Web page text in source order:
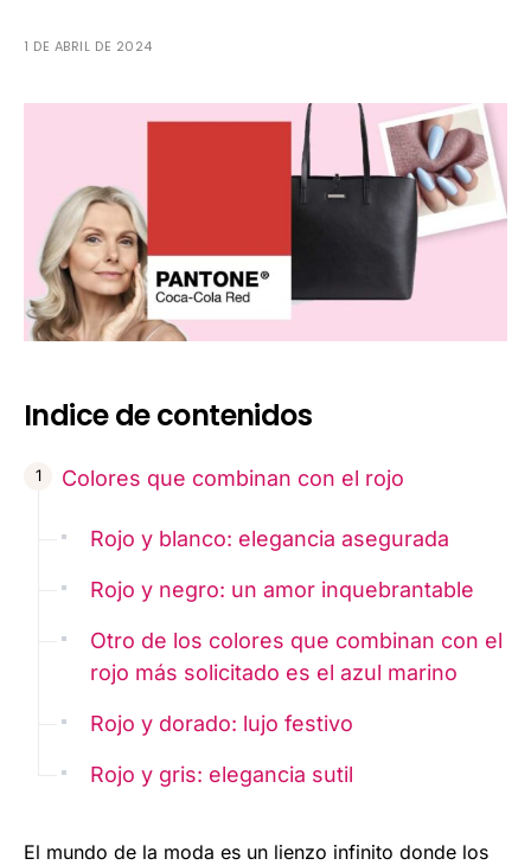
1 DE ABRIL DE 2024
Indice de contenidos
Colores que combinan con el rojo
Rojo y blanco: elegancia asegurada
Rojo y negro: un amor inquebrantable
Otro de los colores que combinan con el
rojo más solicitado es el azul marino
Rojo y dorado: lujo festivo
Rojo y gris: elegancia sutil
El mundo de la moda es un lienzo infinito donde los